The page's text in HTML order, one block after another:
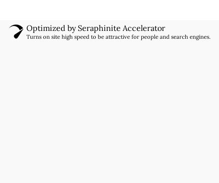
Optimized by Seraphinite Accelerator
Turns on site high speed to be attractive for people and search engines.